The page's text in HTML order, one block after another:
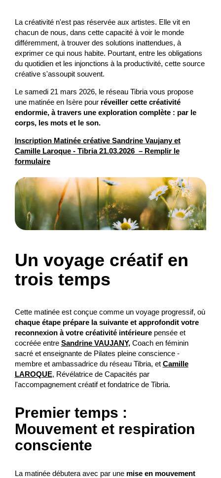
La créativité n'est pas réservée aux artistes. Elle vit en
chacun de nous, dans cette capacité à voir le monde
différemment, à trouver des solutions inattendues, à
exprimer ce qui nous habite. Pourtant, entre les obligations
du quotidien et les injonctions à la productivité, cette source
créative s'assoupit souvent.
Le samedi 21 mars 2026, le réseau Tibria vous propose
une matinée en Isère pour réveiller cette créativité
endormie, à travers une exploration complète : par le
corps, les mots et le son.
Inscription Matinée créative Sandrine Vaujany et
Camille Laroque - Tibria 21.03.2026 – Remplir le
formulaire
Un voyage créatif en
trois temps
Cette matinée est conçue comme un voyage progressif, où
chaque étape prépare la suivante et approfondit votre
reconnexion à votre créativité intérieurepensée et
cocréée entre Sandrine VAUJANY,Coach en féminin
sacré et enseignante de Pilates pleine conscience -
membre et ambassadrice du réseau Tibria, et Camille
LAROQUE, Révélatrice de Capacités par
l'accompagnement créatif et fondatrice de Tibria.
Premier temps :
Mouvement et respiration
consciente
La matinée débutera avec par une mise en mouvement